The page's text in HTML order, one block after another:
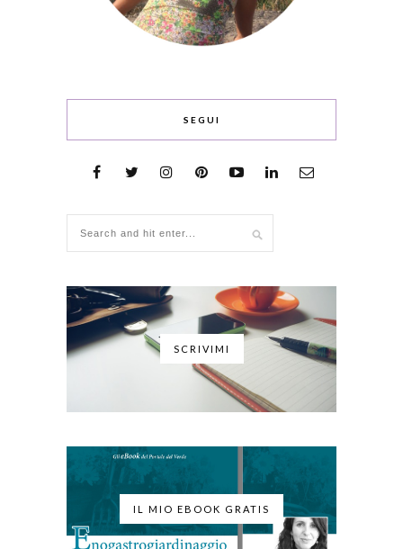
SEGUI
SCRIVIMI
IL MIO EBOOK GRATIS